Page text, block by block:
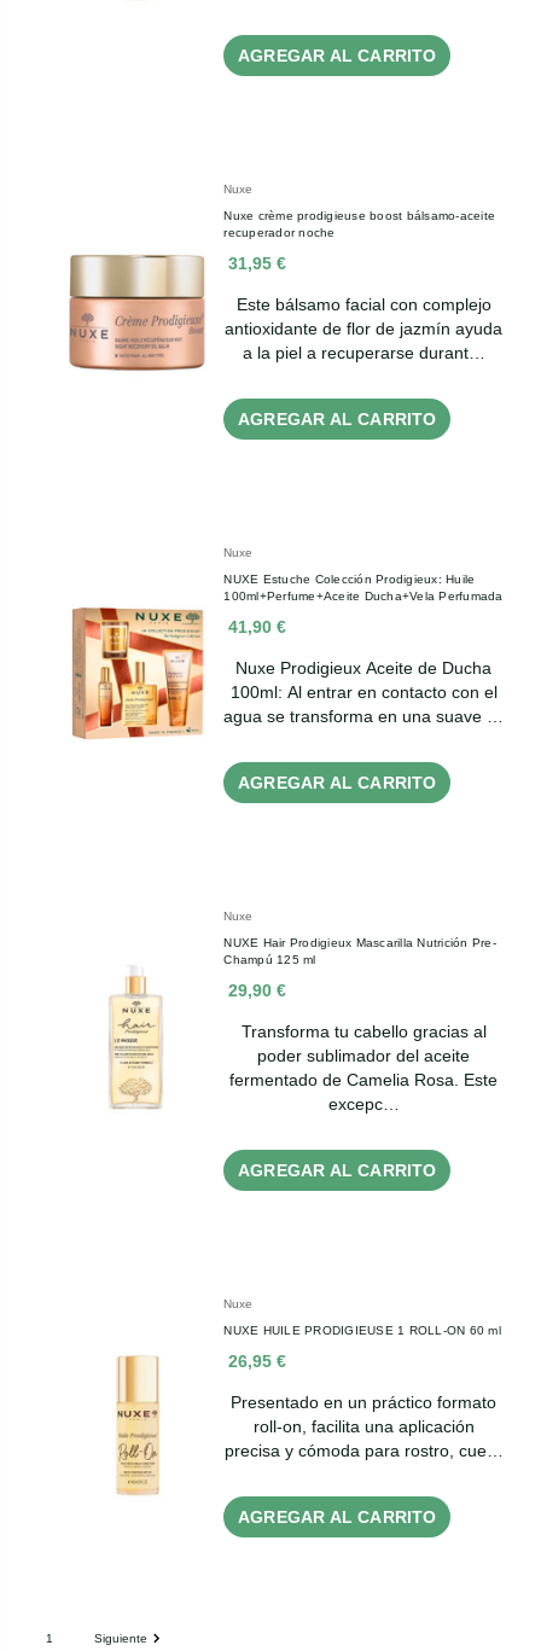
AGREGAR AL CARRITO
Nuxe
Nuxe crème prodigieuse boost bálsamo-aceite
recuperador noche
31,95 €
Este bálsamo facial con complejo
antioxidante de flor de jazmín ayuda
a la piel a recuperarse durant…
AGREGAR AL CARRITO
Nuxe
NUXE Estuche Colección Prodigieux: Huile
100ml+Perfume+Aceite Ducha+Vela Perfumada
41,90 €
Nuxe Prodigieux Aceite de Ducha
100ml: Al entrar en contacto con el
agua se transforma en una suave …
AGREGAR AL CARRITO
Nuxe
NUXE Hair Prodigieux Mascarilla Nutrición Pre-
Champú 125 ml
29,90 €
Transforma tu cabello gracias al
poder sublimador del aceite
fermentado de Camelia Rosa. Este
excepc…
AGREGAR AL CARRITO
Nuxe
NUXE HUILE PRODIGIEUSE 1 ROLL-ON 60 ml
26,95 €
Presentado en un práctico formato
roll-on, facilita una aplicación
precisa y cómoda para rostro, cue…
AGREGAR AL CARRITO
1 Siguiente